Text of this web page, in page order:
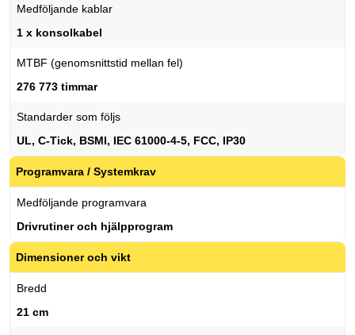
Medföljande kablar
1 x konsolkabel
MTBF (genomsnittstid mellan fel)
276 773 timmar
Standarder som följs
UL, C-Tick, BSMI, IEC 61000-4-5, FCC, IP30
Programvara / Systemkrav
Medföljande programvara
Drivrutiner och hjälpprogram
Dimensioner och vikt
Bredd
21 cm